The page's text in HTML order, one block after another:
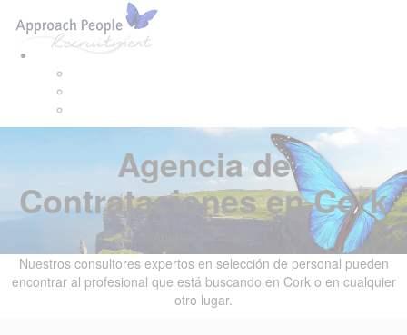
links
navigation
Agencia de
Contrataciones en Cork
Nuestros consultores expertos en selección de personal pueden
encontrar al profesional que está buscando en Cork o en cualquier
otro lugar.